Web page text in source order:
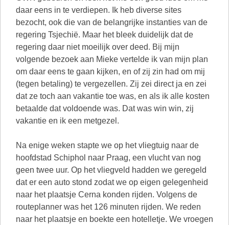
daar eens in te verdiepen. Ik heb diverse sites
bezocht, ook die van de belangrijke instanties van de
regering Tsjechië. Maar het bleek duidelijk dat de
regering daar niet moeilijk over deed. Bij mijn
volgende bezoek aan Mieke vertelde ik van mijn plan
om daar eens te gaan kijken, en of zij zin had om mij
(tegen betaling) te vergezellen. Zij zei direct ja en zei
dat ze toch aan vakantie toe was, en als ik alle kosten
betaalde dat voldoende was. Dat was win win, zij
vakantie en ik een metgezel.
Na enige weken stapte we op het vliegtuig naar de
hoofdstad Schiphol naar Praag, een vlucht van nog
geen twee uur. Op het vliegveld hadden we geregeld
dat er een auto stond zodat we op eigen gelegenheid
naar het plaatsje Cerna konden rijden. Volgens de
routeplanner was het 126 minuten rijden. We reden
naar het plaatsje en boekte een hotelletje. We vroegen